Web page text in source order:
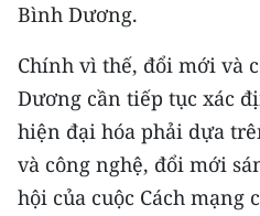
Bình Dương.
Chính vì thế, đổi mới và
Dương cần tiếp tục xác
hiện đại hóa phải dựa
và công nghệ, đổi mới
hội của cuộc Cách